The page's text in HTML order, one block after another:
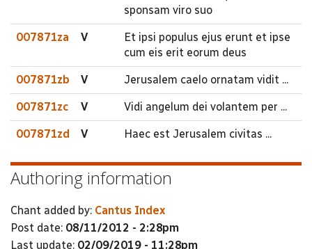
sponsam viro suo
007871za V
Et ipsi populus ejus erunt et ipse
cum eis erit eorum deus
007871zb V Jerusalem caelo ornatam vidit ...
007871zc V Vidi angelum dei volantem per ...
007871zd V Haec est Jerusalem civitas ...
Authoring information
Chant added by: Cantus Index
Post date: 08/11/2012 - 2:28pm
Last update: 02/09/2019 - 11:28pm